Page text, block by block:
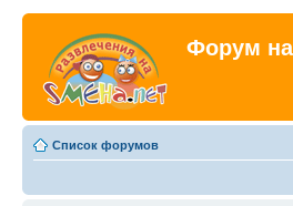
Форум на
Список форумов